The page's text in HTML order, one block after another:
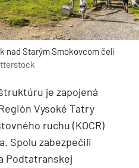
nad Starým Smokovcom čelí
je zapojená
Vysoké Tatry
ruchu (KOCR)
Spolu zabezpečili
Podtatranskej